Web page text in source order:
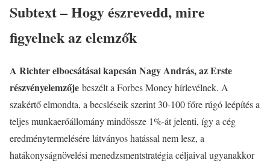
Subtext – Hogy észrevedd, mire
figyelnek az elemzők
A Richter elbocsátásai kapcsán Nagy András, az Erste
részvényelemzője beszélt a Forbes Money hírlevélnek. A
szakértő elmondta, a becsléseik szerint 30-100 főre rúgó leépítés a
teljes munkaerőállomány mindössze 1%-át jelenti, így a cég
eredménytermelésére látványos hatással nem lesz, a
hatákonyságnövelési menedzsmentstratégia céljaival ugyanakkor